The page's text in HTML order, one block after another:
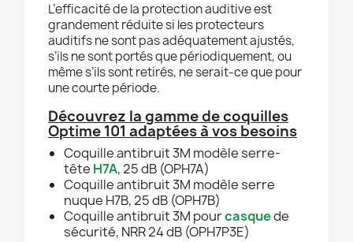
L’efficacité de la protection auditive est
grandement réduite si les protecteurs
auditifs ne sont pas adéquatement ajustés,
s’ils ne sont portés que périodiquement, ou
même s’ils sont retirés, ne serait-ce que pour
une courte période.
Découvrez la gamme de coquilles
Optime 101 adaptées à vos besoins
Coquille antibruit 3M modèle serre-
tête H7A, 25 dB (OPH7A)
Coquille antibruit 3M modèleserre
nuque H7B, 25 dB (OPH7B)
Coquille antibruit 3M pourcasquede
sécurité, NRR 24 dB (OPH7P3E)